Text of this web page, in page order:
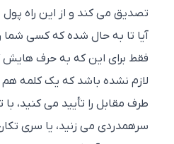
بهتری پیدا می کند و از شما به
تشکر می کند. در دنیای امروزی که
را می زند، بمباران محرک های دائمی
دادن را کاری دشوار می کند.
اگر در یک گفت و گو، میخواهید
هنگامی که دیگران در حال صحبت